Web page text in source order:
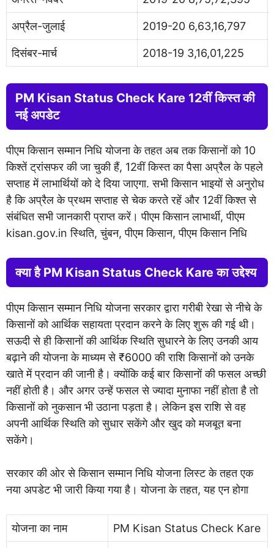
अप्रैल-जुलाई 2019-20 6,63,16,797
दिसंबर-मार्च 2018-19 3,16,01,225
PM Kisan Status Check Kare 12वीं किस्त की
नई अपडेट
पीएम किसान सम्मान निधि योजना के तहत अब तक किसानों को 10
किश्तें ट्रांसफर की जा चुकी हैं, 12वीं किस्त का पैसा अप्रैल के पहले
सप्ताह में लाभार्थियों को दे दिया जाएगा. सभी किसान भाइयों से अनुरोध
है कि अप्रैल के प्रथम सप्ताह से चेक करते रहें और 12वीं किश्त से
संबंधित सभी जानकारी प्राप्त करें। पीएम किसान लाभार्थी, पीएम
kisan.gov.in स्थिति, चुंबन, पीएम किसान, पीएम किसान निधि
क्या है PM Kisan Status Check Kare का उद्देश्य
पीएम किसान सम्मान निधि योजना सरकार द्वारा गरीबी रेखा से नीचे के
किसानों को आर्थिक सहायता प्रदान करने के लिए शुरू की गई थी।
सऊदी से ही किसानों की आर्थिक स्थिति सुधारने के लिए उनकी आय
बढ़ाने की योजना के माध्यम से ₹6000 की राशि किसानों को उनके
खाते में प्रदान की जानी है। क्योंकि कई बार किसानों की फसल अच्छी
नहीं होती है। और अगर उन्हें फसल से ज्यादा मुनाफा नहीं होता है तो
किसानों को नुकसान भी उठाना पड़ता है। लेकिन इस राशि से वह
अपनी आर्थिक स्थिति को सुधार सकेंगे और खुद को मजबूत बना
सकेंगे।
सरकार की ओर से किसान सम्मान निधि योजना लिस्ट के तहत एक
नया अपडेट भी जारी किया गया है। योजना के तहत, यह एन होगा
योजना का नाम PM Kisan Status Check Kare